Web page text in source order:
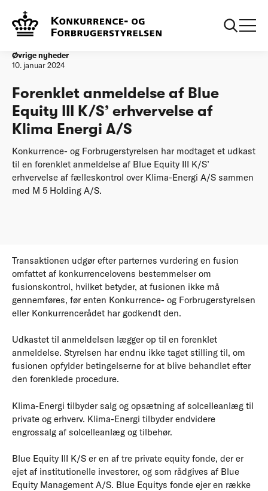
Forside
Klima Energi A/S
Øvrige nyheder
10. januar 2024
Forenklet anmeldelse af Blue
Equity III K/S’ erhvervelse af
Klima Energi A/S
Konkurrence- og Forbrugerstyrelsen har modtaget et udkast
til en forenklet anmeldelse af Blue Equity III K/S’
erhvervelse af fælleskontrol over Klima-Energi A/S sammen
med M 5 Holding A/S.
Transaktionen udgør efter parternes vurdering en fusion
omfattet af konkurrencelovens bestemmelser om
fusionskontrol, hvilket betyder, at fusionen ikke må
gennemføres, før enten Konkurrence- og Forbrugerstyrelsen
eller Konkurrencerådet har godkendt den.
Udkastet til anmeldelsen lægger op til en forenklet
anmeldelse. Styrelsen har endnu ikke taget stilling til, om
fusionen opfylder betingelserne for at blive behandlet efter
den forenklede procedure.
Klima-Energi tilbyder salg og opsætning af solcelleanlæg til
private og erhverv. Klima-Energi tilbyder endvidere
engrossalg af solcelleanlæg og tilbehør.
Blue Equity III K/S er en af tre private equity fonde, der er
ejet af institutionelle investorer, og som rådgives af Blue
Equity Management A/S. Blue Equitys fonde ejer en række